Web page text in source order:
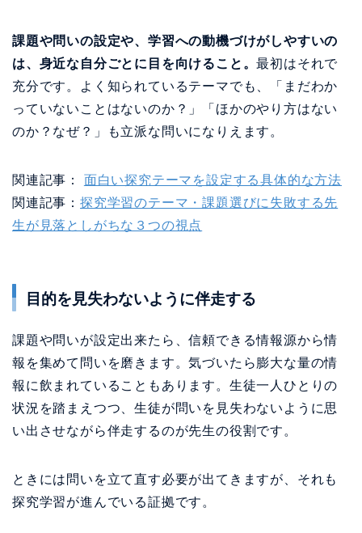
課題や問いの設定や、学習への動機づけがしやすいの
は、身近な自分ごとに目を向けること。最初はそれで
充分です。よく知られているテーマでも、「まだわか
っていないことはないのか？」「ほかのやり方はない
のか？なぜ？」も立派な問いになりえます。
関連記事： 面白い探究テーマを設定する具体的な方法
関連記事： 探究学習のテーマ・課題選びに失敗する先
生が見落としがちな３つの視点
目的を見失わないように伴走する
課題や問いが設定出来たら、信頼できる情報源から情
報を集めて問いを磨きます。気づいたら膨大な量の情
報に飲まれていることもあります。生徒一人ひとりの
状況を踏まえつつ、生徒が問いを見失わないように思
い出させながら伴走するのが先生の役割です。
ときには問いを立て直す必要が出てきますが、それも
探究学習が進んでいる証拠です。